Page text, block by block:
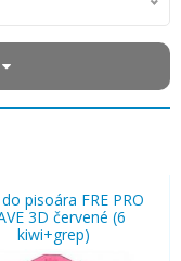
pisoára FRE PRO
3D červené (6
kiwi+grep)